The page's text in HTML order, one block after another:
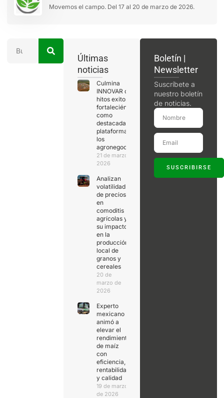
Movemos el campo. Del 17 al 20 de marzo de 2026.
Últimas
noticias
Culmina
INNOVAR con
hitos exitosos,
fortaleciéndose
como
destacada
plataforma de
los
agronegocios
21 de marzo de
2026
Analizan
volatilidad
de precios
en
comoditis
agrícolas y
su impacto
en la
producción
local de
granos y
cereales
20 de
marzo de
2026
Experto
mexicano
animó a
elevar el
rendimiento
de maíz
con
eficiencia,
rentabilidad
y calidad
19 de marzo
de 2026
Boletín |
Newsletter
Suscríbete a
nuestro boletín
de noticias.
SUSCRIBIRSE